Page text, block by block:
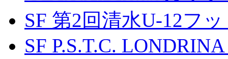
SF 第2回清水U-12フ
SF P.S.T.C.